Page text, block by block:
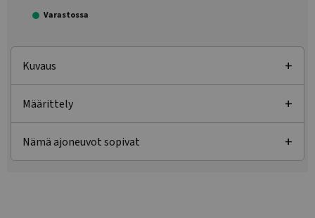
Varastossa
Kuvaus
Määrittely
Nämä ajoneuvot sopivat